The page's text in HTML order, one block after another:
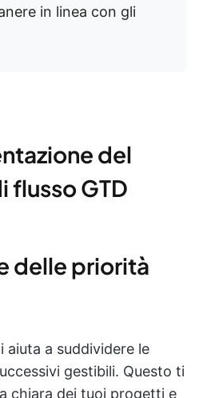
in linea con gli
del
flusso GTD
delle priorità
aiuta a suddividere le
gestibili. Questo ti
chiara dei tuoi progetti e